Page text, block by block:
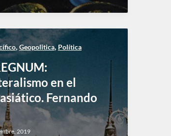
, Geopolitica, Política
en el
Fernando
2019